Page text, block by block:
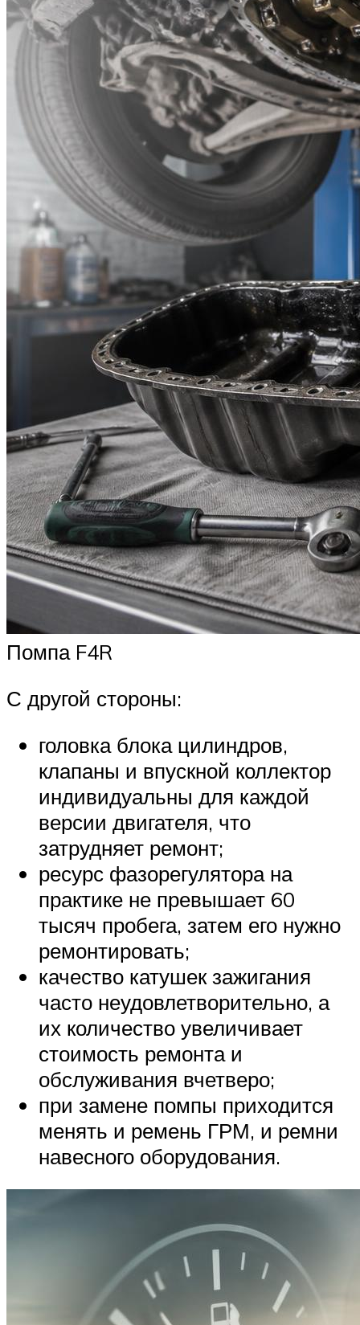
Помпа F4R
С другой стороны:
головка блока цилиндров,
клапаны и впускной коллектор
индивидуальны для каждой
версии двигателя, что
затрудняет ремонт;
ресурс фазорегулятора на
практике не превышает 60
тысяч пробега, затем его нужно
ремонтировать;
качество катушек зажигания
часто неудовлетворительно, а
их количество увеличивает
стоимость ремонта и
обслуживания вчетверо;
при замене помпы приходится
менять и ремень ГРМ, и ремни
навесного оборудования.